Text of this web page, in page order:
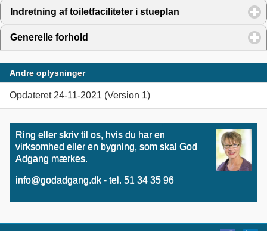
Indretning af toiletfaciliteter i stueplan click to expand
Generelle forhold
Andre oplysninger
Opdateret 24-11-2021 (Version 1)
Ring eller skriv til os, hvis du har en
virksomhed eller en bygning, som skal God
Adgang mærkes.
info@godadgang.dk - tel. 51 34 35 96